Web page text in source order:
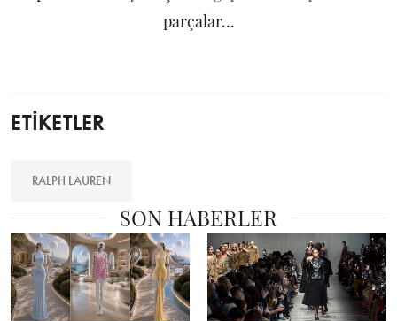
parçalar...
ETİKETLER
RALPH LAUREN
SON HABERLER